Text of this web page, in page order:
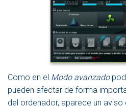
Como en el Modo avanzado
pueden afectar de forma
del ordenador, aparece un